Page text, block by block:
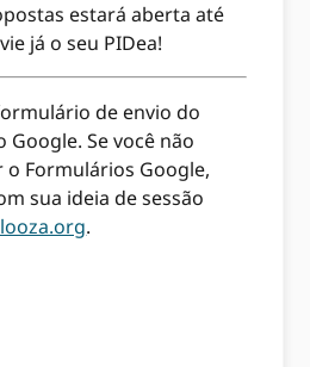
estará aberta até
já o seu PIDea!
de envio do
Google. Se você não
o Formulários Google,
sua ideia de sessão
.